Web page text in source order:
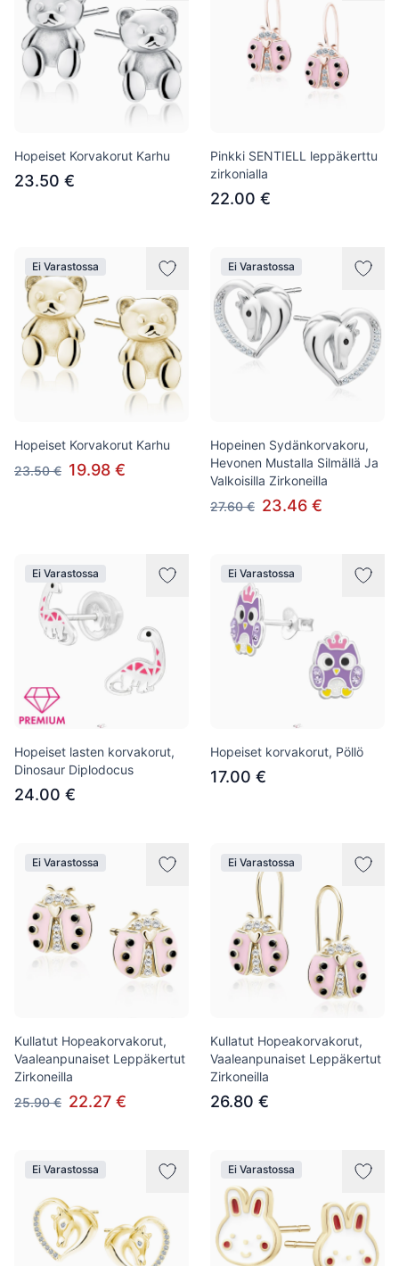
Hopeiset Korvakorut Karhu
23.50 €
Pinkki SENTIELL leppäkerttu
zirkonialla
22.00 €
Ei Varastossa
Hopeiset Korvakorut Karhu
23.50 € 19.98 €
Ei Varastossa
Hopeinen Sydänkorvakoru,
Hevonen Mustalla Silmällä Ja
Valkoisilla Zirkoneilla
27.60 € 23.46 €
Ei Varastossa
Hopeiset lasten korvakorut,
Dinosaur Diplodocus
24.00 €
Ei Varastossa
Hopeiset korvakorut, Pöllö
17.00 €
Ei Varastossa
Kullatut Hopeakorvakorut,
Vaaleanpunaiset Leppäkertut
Zirkoneilla
25.90 € 22.27 €
Ei Varastossa
Kullatut Hopeakorvakorut,
Vaaleanpunaiset Leppäkertut
Zirkoneilla
26.80 €
Ei Varastossa Ei Varastossa